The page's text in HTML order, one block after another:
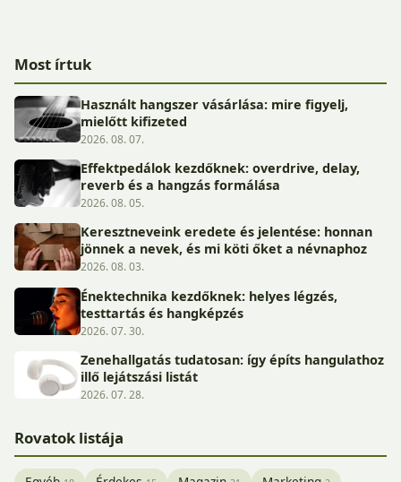
Most írtuk
Használt hangszer vásárlása: mire figyelj,
mielőtt kifizeted
2026. 08. 07.
Effektpedálok kezdőknek: overdrive, delay,
reverb és a hangzás formálása
2026. 08. 05.
Keresztneveink eredete és jelentése: honnan
jönnek a nevek, és mi köti őket a névnaphoz
2026. 08. 03.
Énektechnika kezdőknek: helyes légzés,
testtartás és hangképzés
2026. 07. 30.
Zenehallgatás tudatosan: így építs hangulathoz
illő lejátszási listát
2026. 07. 28.
Rovatok listája